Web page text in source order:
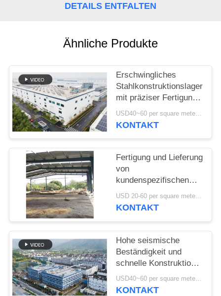
DETAILS ENTFALTEN
Ähnliche Produkte
Erschwingliches
Stahlkonstruktionslager
mit präziser Fertigung
und einer einzigen
Lieferlösung
USD40~60 per square meter MOQ:1000 sqm
KONTAKT
Fertigung und Lieferung
von
kundenspezifischen
Stahlbauhallen in Benin
USD 20-60 per square meter MOQ:1000 Quadratmeter
KONTAKT
Hohe seismische
Beständigkeit und
schnelle Konstruktion
mit langlebiger
Stahlkonstruktion
USD40~60 per square meter MOQ:1000 Quadratmeter
KONTAKT